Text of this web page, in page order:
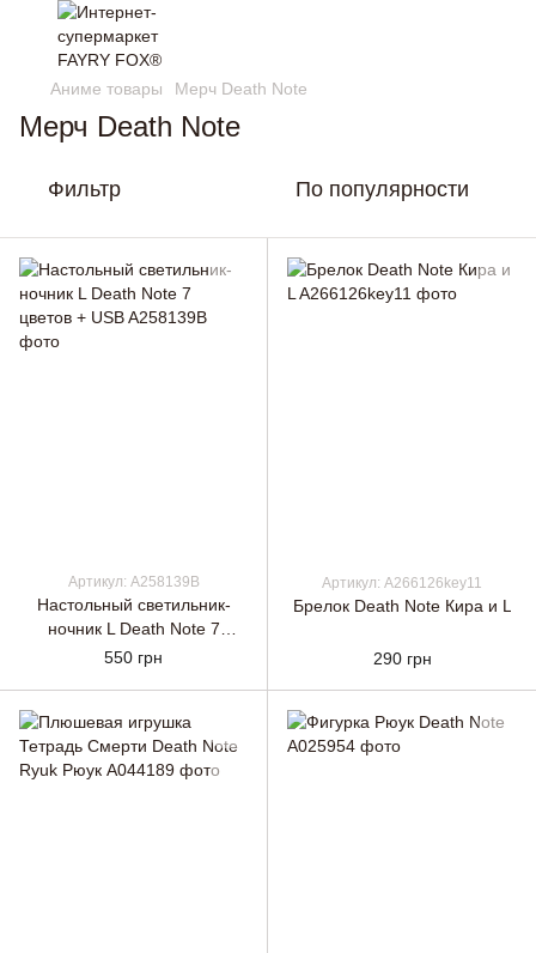
Аниме товары Мерч Death Note
Мерч Death Note
Фильтр По популярности
Артикул: A258139B
Настольный светильник-
ночник L Death Note 7
цветов + USB
550 грн
Артикул: A266126key11
Брелок Death Note Кира и L
290 грн